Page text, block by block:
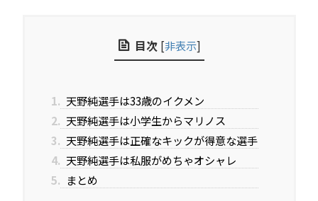
目次 [非表示]
1. 天野純選手は33歳のイクメン
2. 天野純選手は小学生からマリノス
3. 天野純選手は正確なキックが得意な選手
4. 天野純選手は私服がめちゃオシャレ
5. まとめ